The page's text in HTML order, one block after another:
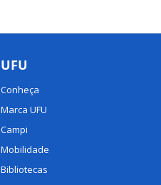
UFU
Conheça
Marca UFU
Campi
Mobilidade
Bibliotecas